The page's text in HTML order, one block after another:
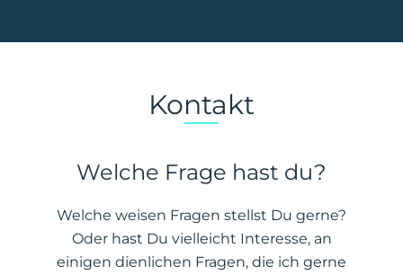
Kontakt
Welche Frage hast du?
Welche weisen Fragen stellst Du gerne?
Oder hast Du vielleicht Interesse, an
einigen dienlichen Fragen, die ich gerne